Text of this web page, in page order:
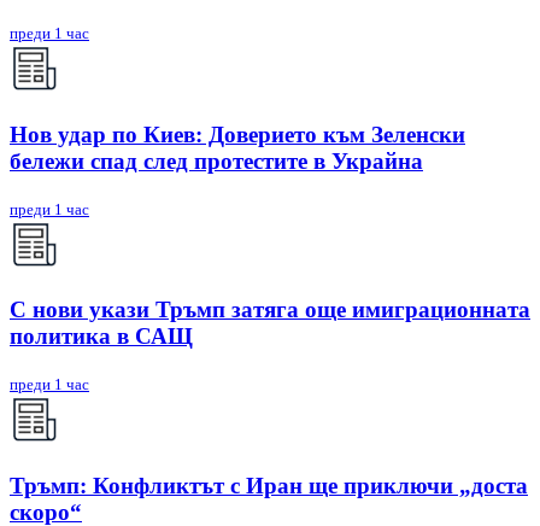
преди 1 час
Нов удар по Киев: Доверието към Зеленски
бележи спад след протестите в Украйна
преди 1 час
С нови укази Тръмп затяга още имиграционната
политика в САЩ
преди 1 час
Тръмп: Конфликтът с Иран ще приключи „доста
скоро“